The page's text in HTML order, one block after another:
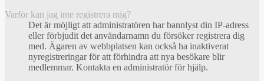
Varför kan jag inte registrera mig?
Det är möjligt att administratören har bannlyst din IP-adress
eller förbjudit det användarnamn du försöker registrera dig
med. Ägaren av webbplatsen kan också ha inaktiverat
nyregistreringar för att förhindra att nya besökare blir
medlemmar. Kontakta en administratör för hjälp.